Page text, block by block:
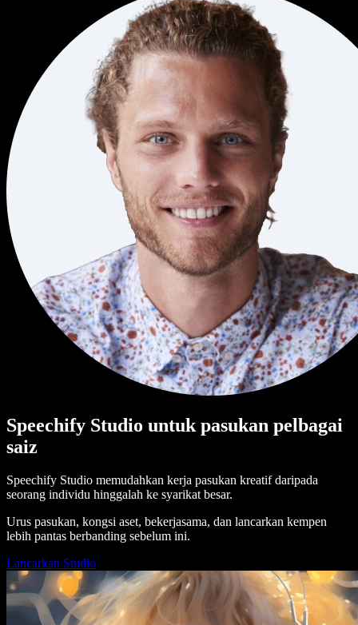
Speechify Studio untuk pasukan pelbagai
saiz
Speechify Studio memudahkan kerja pasukan kreatif daripada
seorang individu hinggalah ke syarikat besar.
Urus pasukan, kongsi aset, bekerjasama, dan lancarkan kempen
lebih pantas berbanding sebelum ini.
Lancarkan Studio